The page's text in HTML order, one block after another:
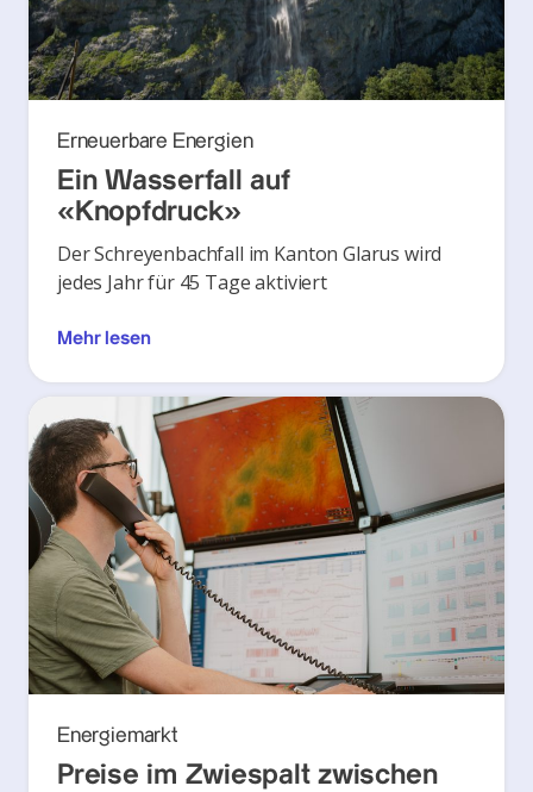
Erneuerbare Energien
Ein Wasserfall auf
«Knopfdruck»
Der Schreyenbachfall im Kanton Glarus wird
jedes Jahr für 45 Tage aktiviert
Mehr lesen
Energiemarkt
Preise im Zwiespalt zwischen